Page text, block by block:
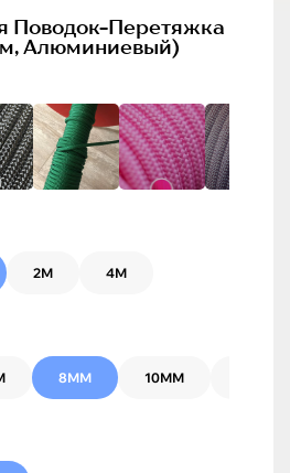
Поводок-Перетяжка
Алюминиевый)
2М 4М
8ММ 10ММ